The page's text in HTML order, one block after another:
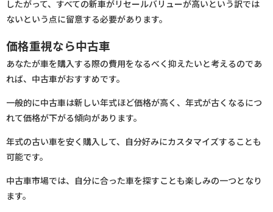
したがって、すべての新車がリセールバリューが高いという訳では
ないという点に留意する必要があります。
価格重視なら中古車
あなたが車を購入する際の費用をなるべく抑えたいと考えるのであ
れば、中古車がおすすめです。
一般的に中古車は新しい年式ほど価格が高く、年式が古くなるにつ
れて価格が下がる傾向があります。
年式の古い車を安く購入して、自分好みにカスタマイズすることも
可能です。
中古車市場では、自分に合った車を探すことも楽しみの一つとなり
ます。